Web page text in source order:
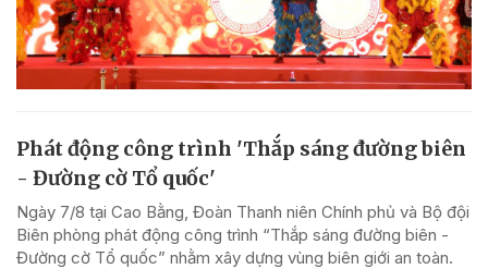
Phát động công trình 'Thắp sáng đường biên
- Đường cờ Tổ quốc'
Ngày 7/8 tại Cao Bằng, Đoàn Thanh niên Chính phủ và Bộ đội
Biên phòng phát động công trình “Thắp sáng đường biên -
Đường cờ Tổ quốc” nhằm xây dựng vùng biên giới an toàn.